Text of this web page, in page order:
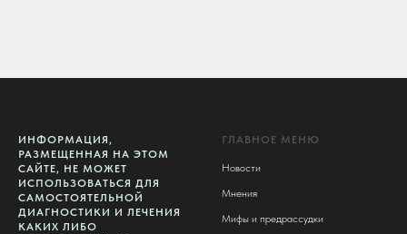
ИНФОРМАЦИЯ,
РАЗМЕЩЕННАЯ НА ЭТОМ
САЙТЕ, НЕ МОЖЕТ
ИСПОЛЬЗОВАТЬСЯ ДЛЯ
САМОСТОЯТЕЛЬНОЙ
ДИАГНОСТИКИ И ЛЕЧЕНИЯ
КАКИХ ЛИБО
ГЛАВНОЕ МЕНЮ
Новости
Мнения
Мифы и предрассудки